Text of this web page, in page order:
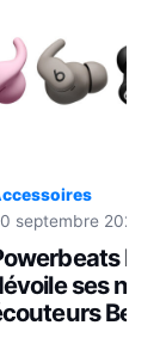
septembre 2025 à
Fit
ses